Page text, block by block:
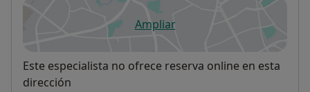
Ampliarse abre en una nueva
Disponibilidad
Este especialista no ofrece reserva online en esta
dirección